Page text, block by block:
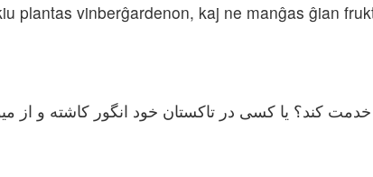
plantas vinberĝardenon, kaj ne manĝas ĝian
كند؟ یا كسی در تاكستان خود انگور كاشته و از